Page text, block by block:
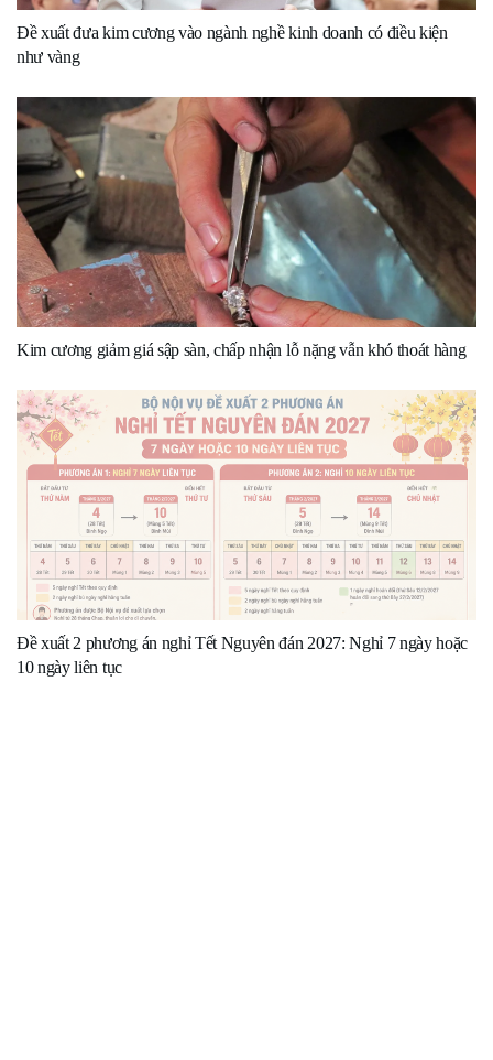
Đề xuất đưa kim cương vào ngành nghề kinh doanh có điều kiện
như vàng
Kim cương giảm giá sập sàn, chấp nhận lỗ nặng vẫn khó thoát hàng
Đề xuất 2 phương án nghỉ Tết Nguyên đán 2027: Nghỉ 7 ngày hoặc
10 ngày liên tục